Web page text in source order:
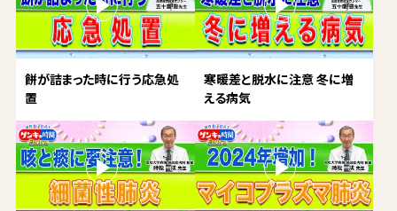
餅が詰まった時に行う応急処
置
寒暖差と脱水に注意 冬に増
える病気